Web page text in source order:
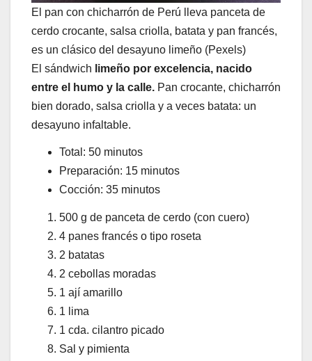
El pan con chicharrón de Perú lleva panceta de
cerdo crocante, salsa criolla, batata y pan francés,
es un clásico del desayuno limeño (Pexels)
El sándwich limeño por excelencia, nacido
entre el humo y la calle. Pan crocante, chicharrón
bien dorado, salsa criolla y a veces batata: un
desayuno infaltable.
Total: 50 minutos
Preparación: 15 minutos
Cocción: 35 minutos
500 g de panceta de cerdo (con cuero)
4 panes francés o tipo roseta
2 batatas
2 cebollas moradas
1 ají amarillo
1 lima
1 cda. cilantro picado
Sal y pimienta